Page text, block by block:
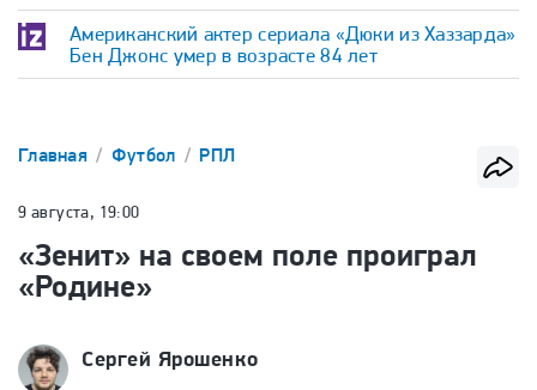
Американский актер сериала «Дюки из Хаззарда»
Бен Джонс умер в возрасте 84 лет
Главная Футбол РПЛ
9 августа, 19:00
«Зенит» на своем поле проиграл
«Родине»
Сергей Ярошенко